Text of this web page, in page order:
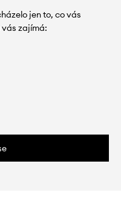
jen to, co vás
zajímá: